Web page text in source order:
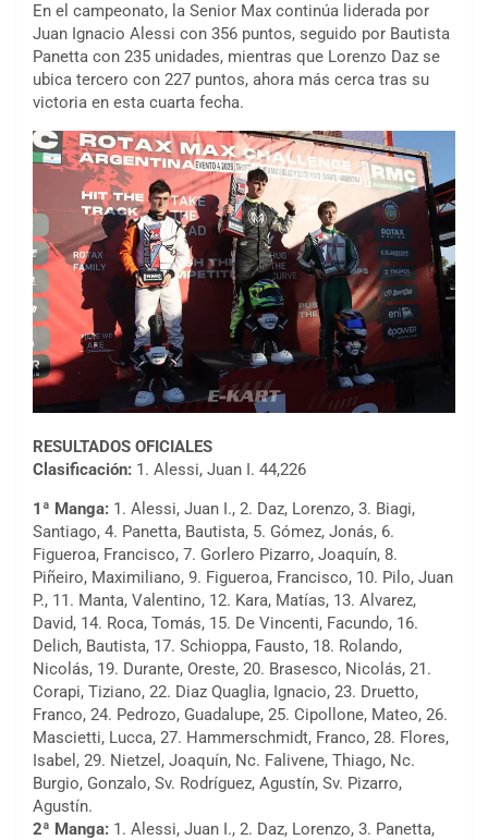
En el campeonato, la Senior Max continúa liderada por
Juan Ignacio Alessi con 356 puntos, seguido por Bautista
Panetta con 235 unidades, mientras que Lorenzo Daz se
ubica tercero con 227 puntos, ahora más cerca tras su
victoria en esta cuarta fecha.
RESULTADOS OFICIALES
Clasificación: 1. Alessi, Juan I. 44,226
1ª Manga: 1. Alessi, Juan I., 2. Daz, Lorenzo, 3. Biagi,
Santiago, 4. Panetta, Bautista, 5. Gómez, Jonás, 6.
Figueroa, Francisco, 7. Gorlero Pizarro, Joaquín, 8.
Piñeiro, Maximiliano, 9. Figueroa, Francisco, 10. Pilo, Juan
P., 11. Manta, Valentino, 12. Kara, Matías, 13. Alvarez,
David, 14. Roca, Tomás, 15. De Vincenti, Facundo, 16.
Delich, Bautista, 17. Schioppa, Fausto, 18. Rolando,
Nicolás, 19. Durante, Oreste, 20. Brasesco, Nicolás, 21.
Corapi, Tiziano, 22. Diaz Quaglia, Ignacio, 23. Druetto,
Franco, 24. Pedrozo, Guadalupe, 25. Cipollone, Mateo, 26.
Mascietti, Lucca, 27. Hammerschmidt, Franco, 28. Flores,
Isabel, 29. Nietzel, Joaquín, Nc. Falivene, Thiago, Nc.
Burgio, Gonzalo, Sv. Rodríguez, Agustín, Sv. Pizarro,
Agustín.
2ª Manga: 1. Alessi, Juan I., 2. Daz, Lorenzo, 3. Panetta,